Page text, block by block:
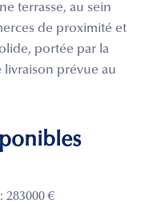
terrasse, au sein
de proximité et
portée par la
prévue au
283000 €